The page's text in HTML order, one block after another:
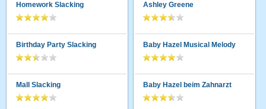
Homework Slacking
Birthday Party Slacking
Mall Slacking
Ashley Greene
Baby Hazel Musical Melody
Baby Hazel beim Zahnarzt